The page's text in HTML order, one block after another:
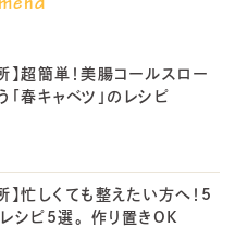
】超簡単！美腸コールスロー
春キャベツ」のレシピ
】忙しくても整えたい方へ！5
シピ5選。 作り置きOK